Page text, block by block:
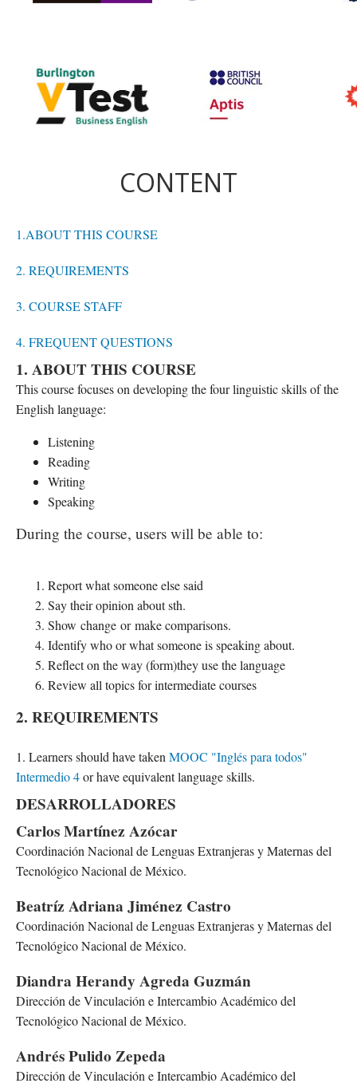
CONTENT
1.ABOUT THIS COURSE
2. REQUIREMENTS
3. COURSE STAFF
4. FREQUENT QUESTIONS
1. ABOUT THIS COURSE
This course focuses on developing the four linguistic skills of the
English language:
Listening
Reading
Writing
Speaking
During the course, users will be able to:
Report what someone else said
Say their opinion about sth.
Show change or make comparisons.
Identify who or what someone is speaking about.
Reflect on the way (form)they use the language
Review all topics for intermediate courses
2. REQUIREMENTS
1. Learners should have taken MOOC "Inglés para todos"
Intermedio 4or have equivalent language skills.
DESARROLLADORES
Carlos Martínez Azócar
Coordinación Nacional de Lenguas Extranjeras y Maternas del
Tecnológico Nacional de México.
Beatríz Adriana Jiménez Castro
Coordinación Nacional de Lenguas Extranjeras y Maternas del
Tecnológico Nacional de México.
Diandra Herandy Agreda Guzmán
Dirección de Vinculación e Intercambio Académico del
Tecnológico Nacional de México.
Andrés Pulido Zepeda
Dirección de Vinculación e Intercambio Académico del